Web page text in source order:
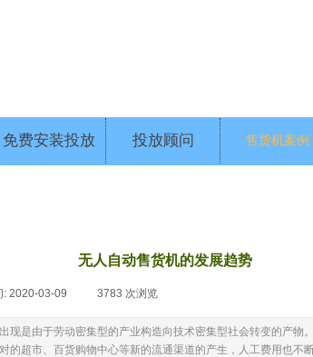
免费安装投放 投放顾问 售货机案例
无人自动售货机的发展趋势
: 2020-03-09 3783 次浏览
现是由于劳动密集型的产业构造向技术密集型社会转变的产物
的超市、百货购物中心等新的流通渠道的产生，人工费用也不